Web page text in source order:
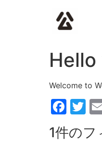
Welcome to
1件のフ